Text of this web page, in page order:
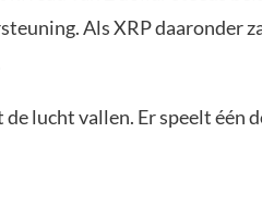
Als XRP daaronder
lucht vallen. Er speelt één